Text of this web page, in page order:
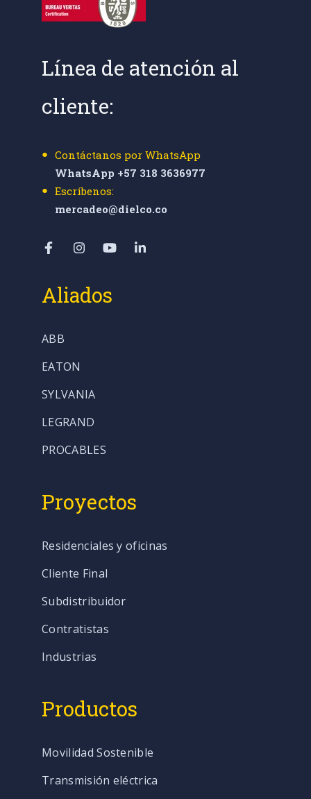
Línea de atención al
cliente:
Contáctanos por WhatsApp
WhatsApp +57 318 3636977
Escríbenos:
mercadeo@dielco.co
Aliados
ABB
EATON
SYLVANIA
LEGRAND
PROCABLES
Proyectos
Residenciales y oficinas
Cliente Final
Subdistribuidor
Contratistas
Industrias
Productos
Movilidad Sostenible
Transmisión eléctrica